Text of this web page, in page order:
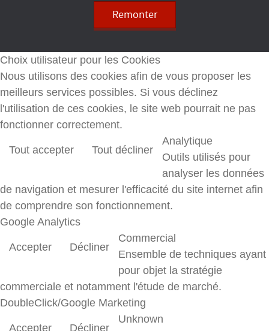
Remonter
Choix utilisateur pour les Cookies
Nous utilisons des cookies afin de vous proposer les
meilleurs services possibles. Si vous déclinez
l'utilisation de ces cookies, le site web pourrait ne pas
fonctionner correctement.
Tout accepter Tout décliner
Analytique
Outils utilisés pour
analyser les données
de navigation et mesurer l'efficacité du site internet afin
de comprendre son fonctionnement.
Google Analytics
Accepter Décliner
Commercial
Ensemble de techniques ayant
pour objet la stratégie
commerciale et notamment l'étude de marché.
DoubleClick/Google Marketing
Accepter Décliner
Unknown